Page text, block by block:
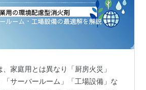
家庭用とは異なり「厨房火災」
「サーバールーム」「工場設備」な